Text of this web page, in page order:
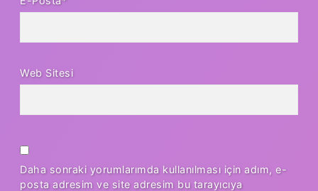
Web Sitesi
Daha sonraki yorumlarımda kullanılması için adım, e-
posta adresim ve site adresim bu tarayıcıya